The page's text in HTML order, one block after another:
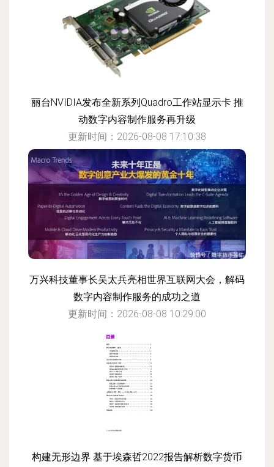
丽台NVIDIA发布全新系列Quadro工作站显示卡 推
动数字内容制作服务再升级
更新时间：2026-08-08 17:10:38
万兴科技董事长吴太兵亮相世界互联网大会，解码
数字内容制作服务的成功之道
更新时间：2026-08-08 10:29:00
构建无形边界 基于埃森哲2022报告解析数字货币